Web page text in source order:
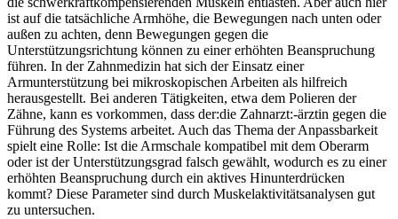
ist auf die tatsächliche Armhöhe, die Bewegungen nach unten oder
außen zu achten, denn Bewegungen gegen die
Unterstützungsrichtung können zu einer erhöhten Beanspruchung
führen. In der Zahnmedizin hat sich der Einsatz einer
Armunterstützung bei mikroskopischen Arbeiten als hilfreich
herausgestellt. Bei anderen Tätigkeiten, etwa dem Polieren der
Zähne, kann es vorkommen, dass der:die Zahnarzt:-ärztin gegen die
Führung des Systems arbeitet. Auch das Thema der Anpassbarkeit
spielt eine Rolle: Ist die Armschale kompatibel mit dem Oberarm
oder ist der Unterstützungsgrad falsch gewählt, wodurch es zu einer
erhöhten Beanspruchung durch ein aktives Hinunterdrücken
kommt? Diese Parameter sind durch Muskelaktivitätsanalysen gut
zu untersuchen.